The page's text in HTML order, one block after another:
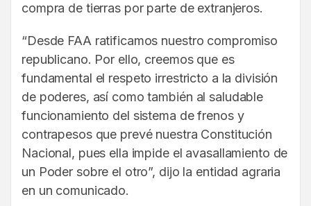
compra de tierras por parte de extranjeros.
“Desde FAA ratificamos nuestro compromiso
republicano. Por ello, creemos que es
fundamental el respeto irrestricto a la división
de poderes, así como también al saludable
funcionamiento del sistema de frenos y
contrapesos que prevé nuestra Constitución
Nacional, pues ella impide el avasallamiento de
un Poder sobre el otro”, dijo la entidad agraria
en un comunicado.